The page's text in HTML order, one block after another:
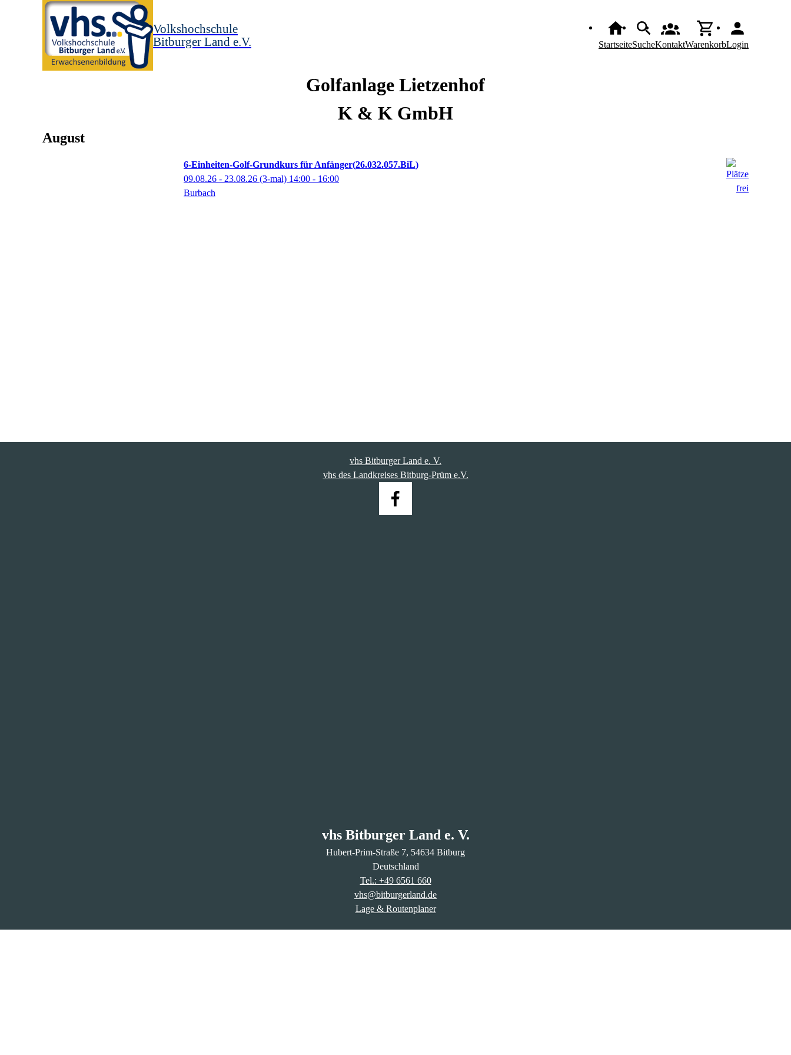
Volkshochschule
Bitburger Land e.V.
StartseiteSucheKontaktWarenkorbLogin
Golfanlage Lietzenhof
K & K GmbH
August
6-Einheiten-Golf-Grundkurs für Anfänger 26.032.057.BiL
09.08.26 - 23.08.26 (3-mal) 14:00 - 16:00
Burbach
vhs Bitburger Land e. V.
vhs des Landkreises Bitburg-Prüm e.V.
vhs Bitburger Land e. V.
Hubert-Prim-Straße 7, 54634 Bitburg
Deutschland
Tel.: +49 6561 660
vhs@bitburgerland.de
Lage & Routenplaner